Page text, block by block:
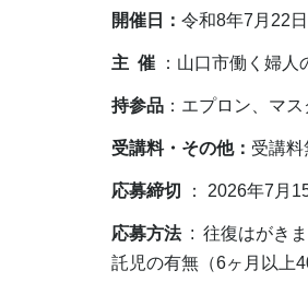
開催日： 令和8年7月22
主 催 ：山口市働く婦
持参品 ：エプロン、マ
受講料・その他： 受講
応募締切 ： 2026年7月
応募方法: 往復はがきま
託児の有無（6ヶ月以上